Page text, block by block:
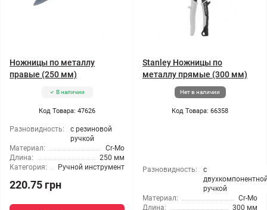
Ножницы по металлу
правые (250 мм)
В наличии
Код Товара: 47626
Разновидность:
с резиновой
ручкой
Материал:
Cr-Mo
Длина:
250 мм
Категория:
Ручной инструмент
220.75 грн
Stanley Ножницы по
металлу прямые (300 мм)
Нет в наличии
Код Товара: 66358
Разновидность:
с
ручкой
Материал:
Cr-Mo
Длина:
300 мм